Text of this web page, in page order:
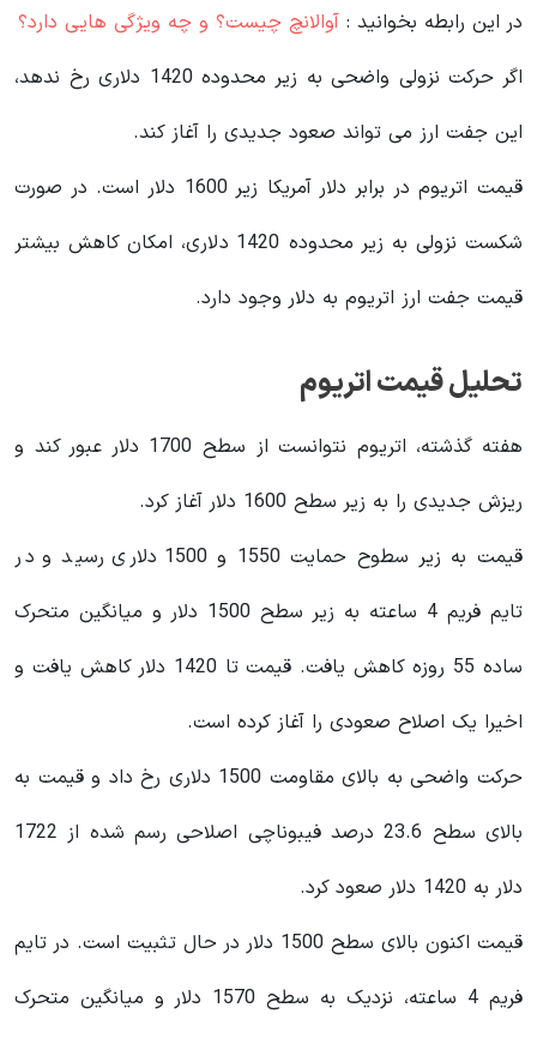
در این رابطه بخوانید‌ : آوالانچ چیست؟ و چه ویژگی هایی دارد؟
اگر حرکت نزولی واضحی به زیر محدوده 1420 دلاری رخ ندهد،
این جفت ارز می تواند صعود جدیدی را آغاز کند.
قیمت اتریوم در برابر دلار آمریکا زیر 1600 دلار است. در صورت
شکست نزولی به زیر محدوده 1420 دلاری، امکان کاهش بیشتر
قیمت جفت ارز اتریوم به دلار وجود دارد.
تحلیل قیمت اتریوم
هفته گذشته، اتریوم نتوانست از سطح 1700 دلار عبور کند و
ریزش جدیدی را به زیر سطح 1600 دلار آغاز کرد.
قیمت به زیر سطوح حمایت 1550 و 1500 دلاری رسید و در
تایم فریم 4 ساعته به زیر سطح 1500 دلار و میانگین متحرک
ساده 55 روزه کاهش یافت. قیمت تا 1420 دلار کاهش یافت و
اخیرا یک اصلاح صعودی را آغاز کرده است.
حرکت واضحی به بالای مقاومت 1500 دلاری رخ داد و قیمت به
بالای سطح 23.6 درصد فیبوناچی اصلاحی رسم شده از 1722
دلار به 1420 دلار صعود کرد.
قیمت اکنون بالای سطح 1500 دلار در حال تثبیت است. در تایم
فریم 4 ساعته، نزدیک به سطح 1570 دلار و میانگین متحرک